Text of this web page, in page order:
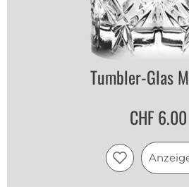
Tumbler-Glas
CHF 6.00